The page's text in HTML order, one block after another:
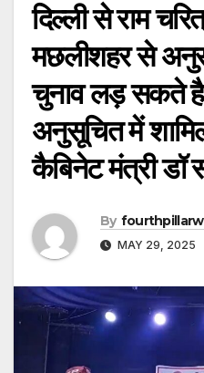
दिल्ली से राम
मछलीशहर से
चुनाव लड़ सकते है
अनुसूचित में
कैबिनेट मंत्री डॉ
By
MAY 29, 2025